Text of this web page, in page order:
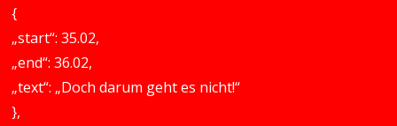
{
„start“: 35.02,
„end“: 36.02,
„text“: „Doch darum geht es nicht!“
},